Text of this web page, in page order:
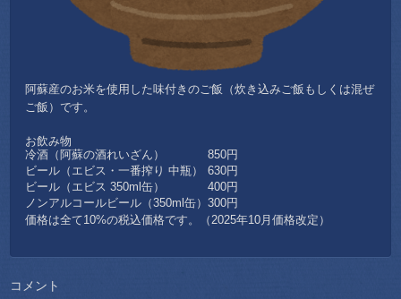
阿蘇産のお米を使用した味付きのご飯（炊き込みご飯もしくは混ぜ
ご飯）です。
お飲み物
冷酒（阿蘇の酒れいざん）
850円
ビール（エビス・一番搾り 中瓶）
630円
ビール（エビス 350ml缶）
400円
ノンアルコールビール（350ml缶）300円
価格は全て10%の税込価格です。（2025年10月価格改定）
コメント